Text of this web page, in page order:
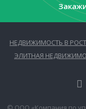
НЕДВИЖИМОСТЬ В
ЭЛИТНАЯ